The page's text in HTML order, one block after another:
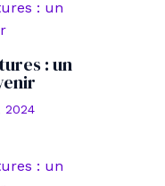
: un
2024